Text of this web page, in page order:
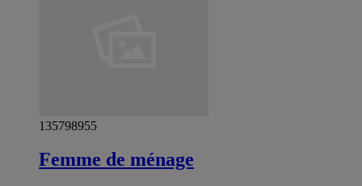
135798955
Femme de ménage